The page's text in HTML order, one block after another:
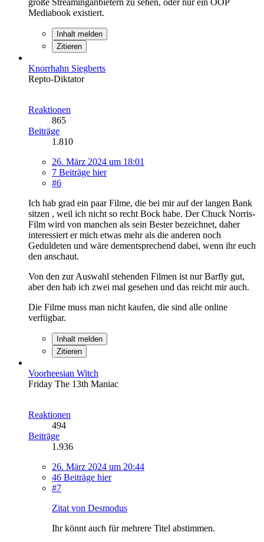
Mediabook existiert.
Inhalt melden
Zitieren
Knorrhahn Siegberts
Repto-Diktator
Reaktionen
865
Beiträge
1.810
26. März 2024 um 18:01
7 Beiträge hier
#6
Ich hab grad ein paar Filme, die bei mir auf der langen Bank
sitzen , weil ich nicht so recht Bock habe. Der Chuck Norris-
Film wird von manchen als sein Bester bezeichnet, daher
interessiert er mich etwas mehr als die anderen noch
Geduldeten und wäre dementsprechend dabei, wenn ihr euch
den anschaut.
Von den zur Auswahl stehenden Filmen ist nur Barfly gut,
aber den hab ich zwei mal gesehen und das reicht mir auch.
Die Filme muss man nicht kaufen, die sind alle online
verfügbar.
Inhalt melden
Zitieren
Voorheesian Witch
Friday The 13th Maniac
Reaktionen
494
Beiträge
1.936
26. März 2024 um 20:44
46 Beiträge hier
#7
Zitat von Desmodus
Ihr könnt auch für mehrere Titel abstimmen.